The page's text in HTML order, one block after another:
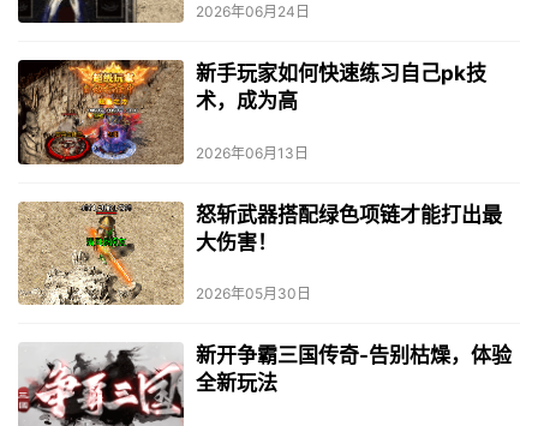
2026年06月24日
新手玩家如何快速练习自己pk技
术，成为高
2026年06月13日
怒斩武器搭配绿色项链才能打出最
大伤害！
2026年05月30日
新开争霸三国传奇-告别枯燥，体验
全新玩法